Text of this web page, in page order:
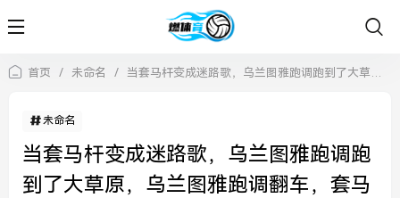
首页 / 未命名 / 当套马杆变成迷路歌，乌兰图雅跑调跑到了大草原，乌兰图雅跑调翻车，套马杆秒变迷路歌
未命名
当套马杆变成迷路歌，乌兰图雅跑调跑
到了大草原，乌兰图雅跑调翻车，套马